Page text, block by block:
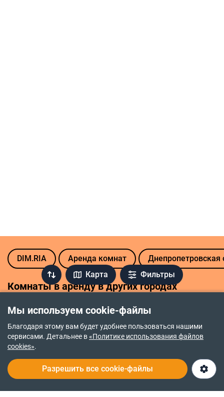
Мы используем cookie-файлы
Благодаря этому вам будет удобнее пользоваться нашими
сервисами. Детальнее в«Политике использования файлов
cookies».
Разрешить все cookie-файлы
Карта Фильтры
DIM.RIA Аренда комнат Днепропетровская
Комнаты в аренду в других городах
Винница
Житомир
Запорожье
Ивано-Франковск
Киев
Кропивницкий
Луцк
Все областные центры
Украины